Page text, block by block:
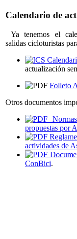
Calendario de
Ya tenemos el
salidas cicloturistas
actualización
Folleto
Otros documentos
propuestas por
actividades de
ConBici.